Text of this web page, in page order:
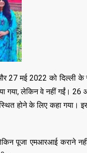
27 मई 2022 को दिल्ली
गया, लेकिन वे नहीं गईं।
होने के लिए कहा गया।
पूजा एमआरआई कराने